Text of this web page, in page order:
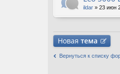
ildar » 23 июн
Новая тема
Вернуться к списку